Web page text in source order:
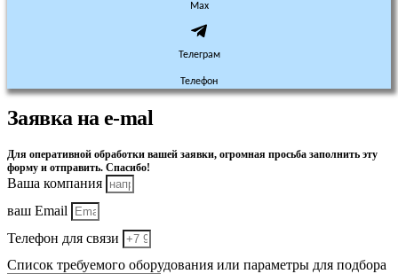
Max
Телеграм
Телефон
Заявка на e-mal
Для оперативной обработки вашей заявки, огромная просьба заполнить эту
форму и отправить. Спасибо!
Ваша компания
ваш Email
Телефон для связи
Список требуемого оборудования или параметры для подбора